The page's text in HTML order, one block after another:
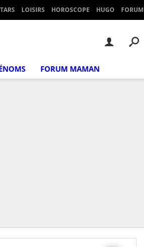
LOISIRS HOROSCOPE HUGO FORUM
FORUM MAMAN